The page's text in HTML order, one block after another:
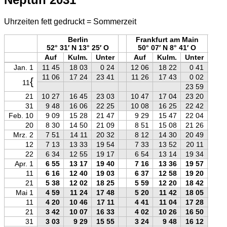
Uhrzeiten fett gedruckt = Sommerzeit
Berlin
52° 31′ N 13° 25′ O
Frankfurt am Main
50° 07′ N 8° 41′ O
Auf
Kulm. Unter Auf Kulm. Unter
Jan. 1
11 45 18 03 0 24 12 06 18 22 0 41
11{ 11 06 17 24 23 41 11 26 17 43 0 02
23 59
21
10 27 16 45 23 03 10 47 17 04 23 20
31
9 48 16 06 22 25 10 08 16 25 22 42
Feb. 10
9 09 15 28 21 47 9 29 15 47 22 04
20
8 30 14 50 21 09 8 51 15 08 21 26
Mrz. 2
7 51 14 11 20 32 8 12 14 30 20 49
12
7 13 13 33 19 54 7 33 13 52 20 11
22
6 34 12 55 19 17 6 54 13 14 19 34
Apr. 1
6 55 13 17 19 40 7 16 13 36 19 57
11
6 16 12 40 19 03 6 37 12 58 19 20
21
5 38 12 02 18 25 5 59 12 20 18 42
Mai 1
4 59 11 24 17 48 5 20 11 42 18 05
11
4 20 10 46 17 11 4 41 11 04 17 28
21
3 42 10 07 16 33 4 02 10 26 16 50
31
3 03 9 29 15 55 3 24 9 48 16 12